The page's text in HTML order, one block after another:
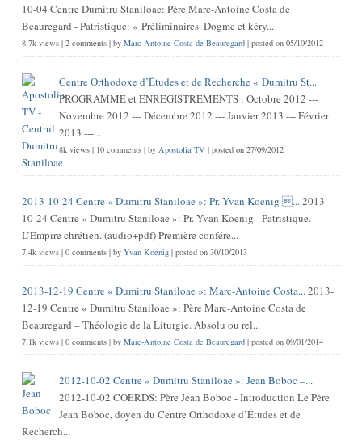
10-04 Centre Dumitru Staniloae: Père Marc-Antoine Costa de
Beauregard - Patristique: « Préliminaires. Dogme et kéry...
8.7k views| 2 comments| by Marc-Antoine Costa de Beauregard| posted on 05/10/2012
Centre Orthodoxe d’Études et de Recherche « Dumitru St...
PROGRAMME et ENREGISTREMENTS : Octobre 2012 ---
Novembre 2012 --- Décembre 2012 --- Janvier 2013 --- Février
2013 ---...
8k views| 10 comments| by Apostolia TV | posted on 27/09/2012
2013-10-24 Centre « Dumitru Staniloae »: Pr. Yvan Koenig ...2013-
10-24 Centre « Dumitru Staniloae »: Pr. Yvan Koenig - Patristique.
L’Empire chrétien. (audio+pdf) Première confére...
7.4k views| 0 comments| by Yvan Koenig| posted on 30/10/2013
2013-12-19 Centre « Dumitru Staniloae »: Marc-Antoine Costa...2013-
12-19 Centre « Dumitru Staniloae »: Père Marc-Antoine Costa de
Beauregard – Théologie de la Liturgie. Absolu ou rel...
7.1k views| 0 comments| by Marc-Antoine Costa de Beauregard| posted on 09/01/2014
2012-10-02 Centre « Dumitru Staniloae »: Jean Boboc –...
2012-10-02 COERDS: Père Jean Boboc - Introduction Le Père
Jean Boboc, doyen du Centre Orthodoxe d’Études et de
Recherch...